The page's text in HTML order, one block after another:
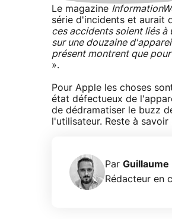
Le magazine
série d'incidents et aurait
ces accidents soient liés à
sur une douzaine
présent montrent que
».
Pour Apple les choses
état défectueux de
de dédramatiser le buzz
l'utilisateur. Reste à
Par Guillaume
Rédacteur en